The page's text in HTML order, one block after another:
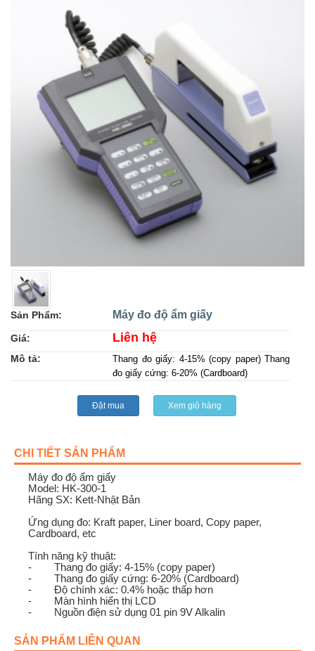
Sản Phẩm: Máy đo độ ẩm giấy
Giá: Liên hệ
Mô tả:
Thang đo giấy: 4-15% (copy paper) Thang
đo giấy cứng: 6-20% (Cardboard)
Đặt mua Xem giỏ hàng
CHI TIẾT SẢN PHẨM
Máy đo độ ẩm giấy
Model: HK-300-1
Hãng SX: Kett-Nhật Bản
Ứng dụng đo: Kraft paper, Liner board, Copy paper,
Cardboard, etc
Tính năng kỹ thuật:
- Thang đo giấy: 4-15% (copy paper)
- Thang đo giấy cứng: 6-20% (Cardboard)
- Độ chính xác: 0.4% hoặc thấp hơn
- Màn hình hiển thị LCD
- Nguồn điện sử dụng 01 pin 9V Alkalin
SẢN PHẨM LIÊN QUAN